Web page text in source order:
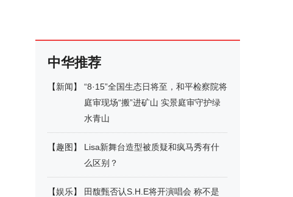
中华推荐
【新闻】
“8·15”全国生态日将至，和平检察院将
庭审现场“搬”进矿山 实景庭审守护绿
水青山
【趣图 】
Lisa新舞台造型被质疑和疯马秀有什
么区别？
【娱乐】
田馥甄否认S.H.E将开演唱会 称不是